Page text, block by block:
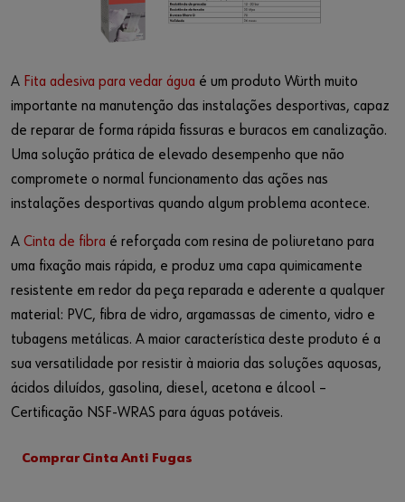
A Fita adesiva para vedar água é um produto Würth muito
importante na manutenção das instalações desportivas, capaz
de reparar de forma rápida fissuras e buracos em canalização.
Uma solução prática de elevado desempenho que não
compromete o normal funcionamento das ações nas
instalações desportivas quando algum problema acontece.
A Cinta de fibra é reforçada com resina de poliuretano para
uma fixação mais rápida, e produz uma capa quimicamente
resistente em redor da peça reparada e aderente a qualquer
material: PVC, fibra de vidro, argamassas de cimento, vidro e
tubagens metálicas. A maior característica deste produto é a
sua versatilidade por resistir à maioria das soluções aquosas,
ácidos diluídos, gasolina, diesel, acetona e álcool –
Certificação NSF-WRAS para águas potáveis.
Comprar Cinta Anti Fugas